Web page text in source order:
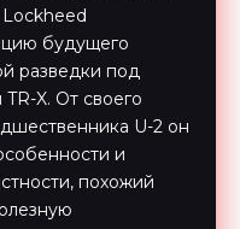
будущего
разведки под
X. От своего
U-2 он
и
похожий